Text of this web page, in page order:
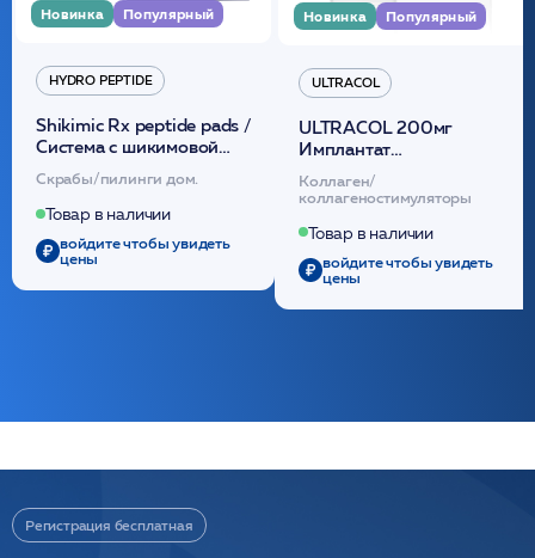
Новинка Популярный
HYDRO PEPTIDE
Shikimic Rx peptide pads /
Cистема с шикимовой
кислотой обновляющая
(30шт) /HP
Скрабы/пилинги дом.
Товар в наличии
войдите чтобы увидеть
цены
Новинка Популярный
ULTRACOL
ULTRACOL 200мг
Имплантат
внутридермальный,
стерильный на основе
полидиоксанона
/ULTRACOL
Коллаген/
коллагеностимуляторы
Товар в наличии
войдите чтобы увидеть
цены
Регистрация бесплатная